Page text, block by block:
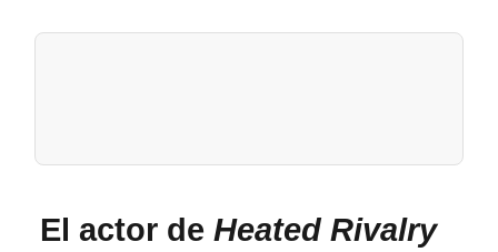
El actor deHeated Rivalry